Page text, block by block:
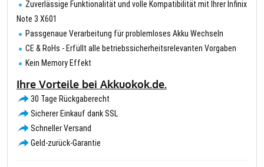
Zuverlässige Funktionalität und volle Kompatibilität mit Ihrer Infinix
Note 3 X601
Passgenaue Verarbeitung für problemloses Akku Wechseln
CE & RoHs - Erfüllt alle betriebssicherheitsrelevanten Vorgaben
Kein Memory Effekt
Ihre Vorteile bei Akkuokok.de.
30 Tage Rückgaberecht
Sicherer Einkauf dank SSL
Schneller Versand
Geld-zurück-Garantie